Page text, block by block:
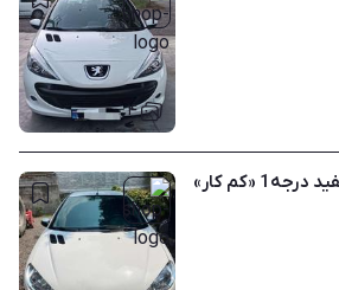
۴